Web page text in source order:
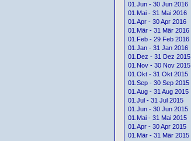
01.Jun - 30 Jun 2016
01.Mai - 31 Mai 2016
01.Apr - 30 Apr 2016
01.Mär - 31 Mär 2016
01.Feb - 29 Feb 2016
01.Jan - 31 Jan 2016
01.Dez - 31 Dez 2015
01.Nov - 30 Nov 2015
01.Okt - 31 Okt 2015
01.Sep - 30 Sep 2015
01.Aug - 31 Aug 2015
01.Jul - 31 Jul 2015
01.Jun - 30 Jun 2015
01.Mai - 31 Mai 2015
01.Apr - 30 Apr 2015
01.Mär - 31 Mär 2015